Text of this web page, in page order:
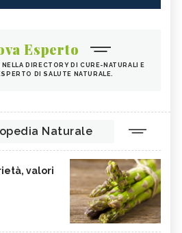
Esperto
NELLA DIRECTORY DI CURE-NATURALI E
DI SALUTE NATURALE.
Naturale
valori